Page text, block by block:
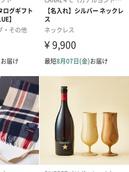
お届けいたします。ギフト
イティー
フルーツティ
円）